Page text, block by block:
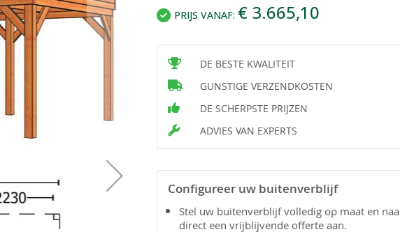
PRIJS VANAF: € 3.665,10
DE BESTE KWALITEIT
GUNSTIGE VERZENDKOSTEN
DE SCHERPSTE PRIJZEN
ADVIES VAN EXPERTS
Configureer uw buitenverblijf
Stel uw buitenverblijf volledig op maat en
direct een vrijblijvende offerte aan.